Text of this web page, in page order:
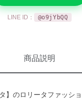
LINE ID： @o9jYbQQ
商品説明
】のロリータファッショ